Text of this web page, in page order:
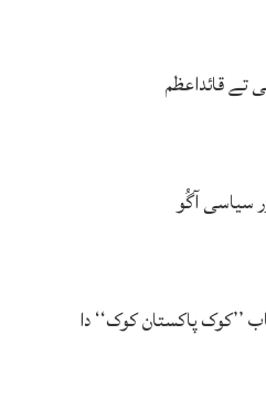
تے قائداعظم
سیاسی آگُو
پاکستان کوک‘‘ دا